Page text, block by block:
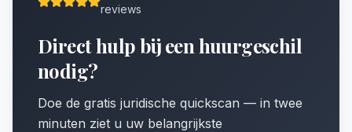
reviews
Direct hulp bij een huurgeschil
nodig?
Doe de gratis juridische quickscan — in twee
minuten ziet u uw belangrijkste